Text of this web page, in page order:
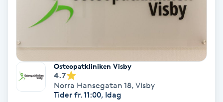
Gelenaglar
Gellack
Gellack med förstärkning
Osteopatkliniken Visby
4.7
Norra Hansegatan 18, Visby
Tider fr. 11:00, Idag